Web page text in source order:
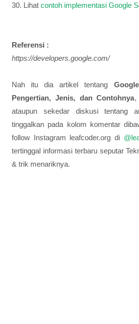
30. Lihat contoh implementasi Google
Referensi :
https://developers.google.com/
Nah itu dia artikel tentang
Pengertian, Jenis, dan Contohnya,
ataupun sekedar diskusi tentang
tinggalkan pada kolom komentar
follow Instagram leafcoder.org di
tertinggal informasi terbaru seputar
& trik menariknya.